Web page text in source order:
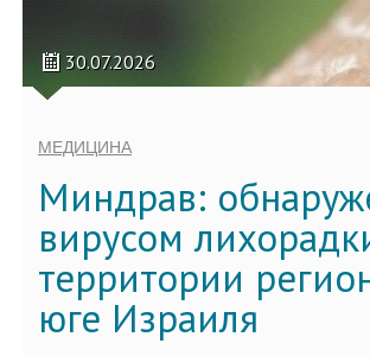
30.07.2026
МЕДИЦИНА
Миндрав:
вирусом
территории
юге Израиля